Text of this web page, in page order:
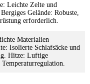
Leichte Zelte und
Gelände: Robuste,
erforderlich.
Materialien
Isolierte Schlafsäcke und
Hitze: Luftige